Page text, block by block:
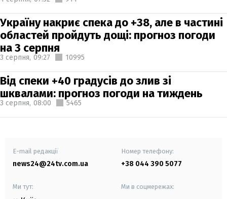
Україну накриє спека до +38, але в частині
областей пройдуть дощі: прогноз погоди
на 3 серпня
3 серпня, 09:27 10995
Від спеки +40 градусів до злив зі
шквалами: прогноз погоди на тиждень
3 серпня, 08:00 5465
E-mail редакції
news24@24tv.com.ua
Номер телефону:
+38 044 390 5077
Ми тут: Ми в соцмережах: